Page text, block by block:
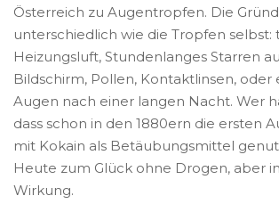
Österreich zu Augentropfen. Die
unterschiedlich wie die Tropfen selbst:
Heizungsluft, Stundenlanges Starren
Bildschirm, Pollen, Kontaktlinsen, oder
Augen nach einer langen Nacht. Wer
dass schon in den 1880ern die ersten
mit Kokain als Betäubungsmittel
Heute zum Glück ohne Drogen, aber
Wirkung.